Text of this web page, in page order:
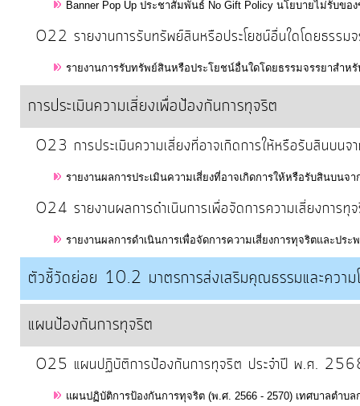
Banner Pop Up ประชาสัมพันธ์ No Gift Policy นโยบายไม่รับ
O22 รายงานการรับทรัพย์สินหรือประโยชน์อื่นใดโดยธร
รายงานการรับทรัพย์สินหรือประโยชน์อื่นใดโดยธรรมจรรยาสำห
การประเมินความเสี่ยงเพื่อป้องกันการทุจริต
O23 การประเมินความเสี่ยงที่อาจเกิดการให้หรือรับสินบนจ
รายงานผลการประเมินความเสี่ยงที่อาจเกิดการให้หรือรับสินบน
O24 รายงานผลการดำเนินการเพื่อจัดการความเสี่ยงกา
รายงานผลการดำเนินการเพื่อจัดการความเสี่ยงการทุจริตและป
ตัวชี้วัดย่อย 10.2 มาตรการส่งเสริมคุณธรรมและความ
แผนป้องกันการทุจริต
O25 แผนปฏิบัติการป้องกันการทุจริต ประจำปี พ.ศ.
แผนปฏิบัติการป้องกันการทุจริต (พ.ศ. 2566 - 2570) เทศบาลตำ